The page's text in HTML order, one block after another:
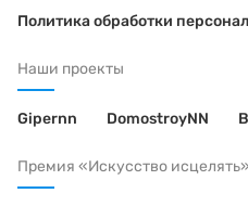
Политика обработки
Наши проекты
Gipernn DomostroyNN
Премия «Искусство исцелять»